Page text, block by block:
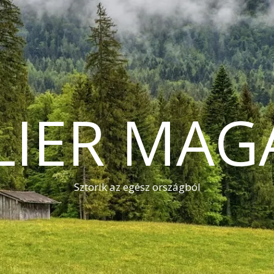
Sztorik az egész országból